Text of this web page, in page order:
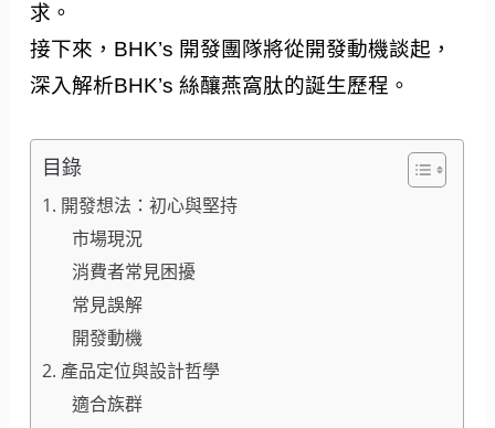
求。
接下來，BHK’s 開發團隊將從開發動機談起，
深入解析BHK’s 絲釀燕窩肽的誕生歷程。
目錄
1. 開發想法：初心與堅持
市場現況
消費者常見困擾
常見誤解
開發動機
2. 產品定位與設計哲學
適合族群